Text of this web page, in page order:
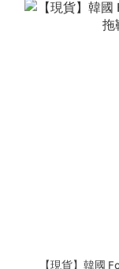
【現貨】韓國